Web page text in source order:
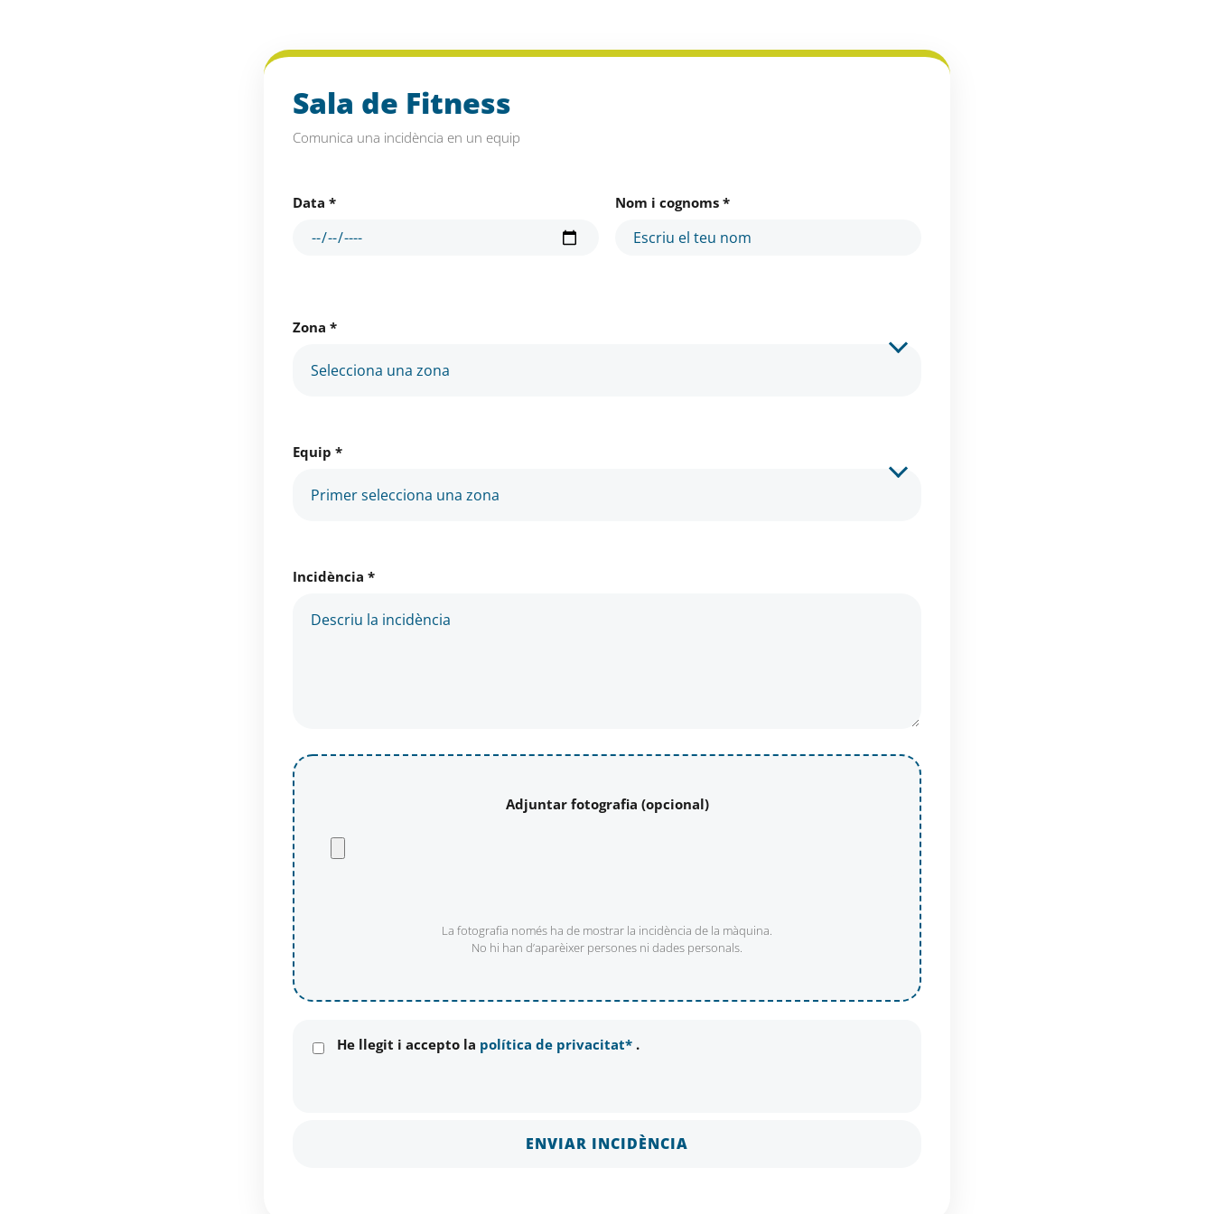
Sala de Fitness
Comunica una incidència en un equip
Data * Nom i cognoms *
Zona *
Equip *
Incidència *
Adjuntar fotografia (opcional)
La fotografia només ha de mostrar la incidència de la màquina.
No hi han d’aparèixer persones ni dades personals.
He llegit i accepto la política de privacitat* .